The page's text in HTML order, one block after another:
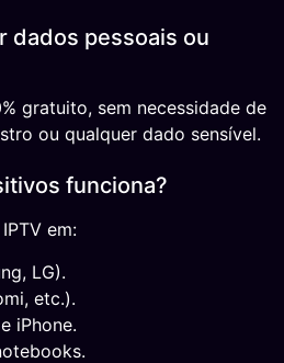
dados pessoais ou
gratuito, sem necessidade de
ou qualquer dado sensível.
funciona?
em:
LG).
etc.).
iPhone.